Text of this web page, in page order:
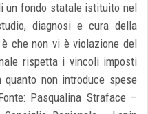
un fondo statale istituito nel
diagnosi e cura della
che non vi è violazione del
rispetta i vincoli imposti
non introduce spese
Pasqualina Straface –